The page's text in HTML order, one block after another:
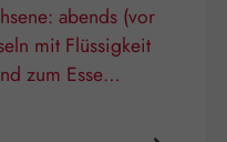
abends (vor
mit Flüssigkeit
zum Esse…